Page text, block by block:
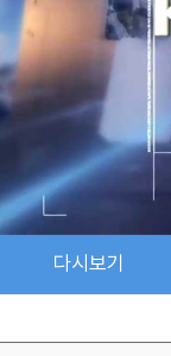
다시보기